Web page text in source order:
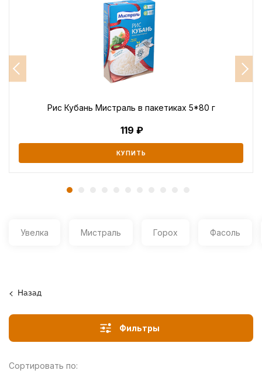
Рис Кубань Мистраль в пакетиках 5*80 г
119
КУПИТЬ
Увелка Мистраль Горох Фасоль
Назад
Фильтры
Сортировать по: